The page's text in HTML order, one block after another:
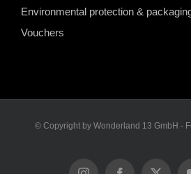
Environmental protection &
Vouchers
© Copyright by Wonderland 13 GmbH -